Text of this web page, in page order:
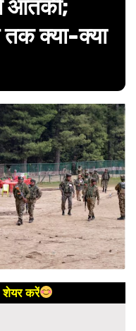
आतंकी;
क्या-क्या
शेयर करें